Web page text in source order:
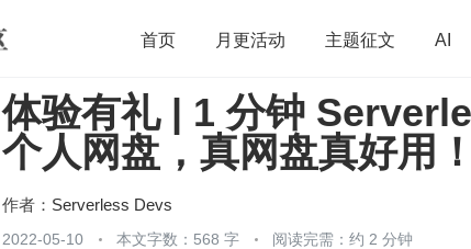
首页 月更活动 主题征文 AI
开源 架构 OpenHarmony 算法 学习
团队管理 程序员 运维 深度思考
体验有礼 | 1 分钟
个人网盘，真网盘真好用！
作者： Serverless Devs
2022-05-10 本文字数：568 字 阅读完需：约 2 分钟